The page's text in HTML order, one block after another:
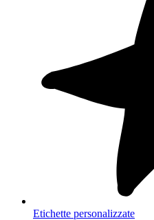
Etichette personalizzate